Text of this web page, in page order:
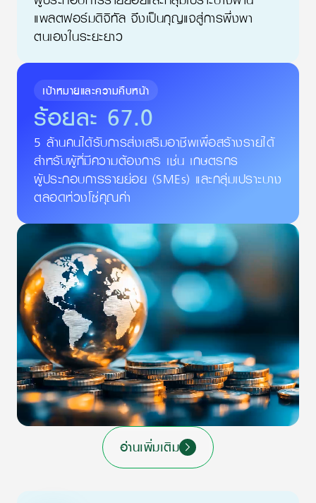
แพลตฟอร์มดิจิทัล จึงเป็นกุญแจสู่การพึ่งพา
ตนเองในระยะยาว
เป้าหมายและความคืบหน้า
ร้อยละ 67.0
5 ล้านคนได้รับการส่งเสริมอาชีพเพื่อสร้างรายได้
สำหรับผู้ที่มีความต้องการ เช่น เกษตรกร
ผู้ประกอบการรายย่อย (SMEs) และกลุ่มเปราะบาง
ตลอดห่วงโซ่คุณค่า
อ่านเพิ่มเติม